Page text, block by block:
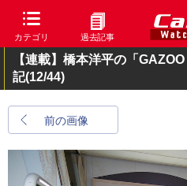
カテゴリ 過去記事
【連載】橋本洋平の「
記(12/44)
前の画像